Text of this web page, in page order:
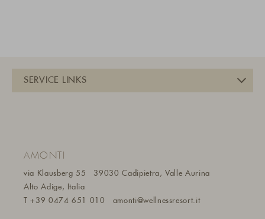
AMONTI
via Klausberg 55
39030 Cadipietra, Valle Aurina
Alto Adige, Italia
T+39 0474 651 010 amonti@wellnessresort.it